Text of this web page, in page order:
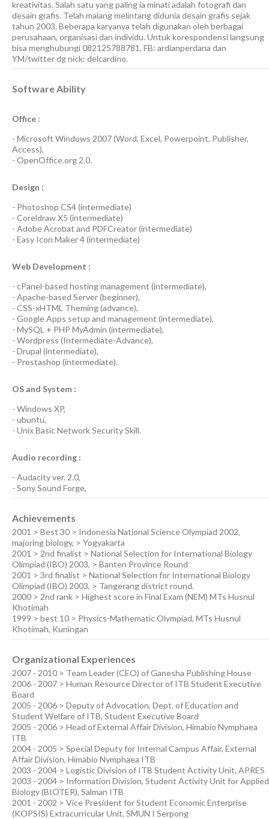
kreativitas. Salah satu yang paling ia minati adalah fotografi dan
desain grafis. Telah malang melintang didunia desain grafis sejak
tahun 2003. Beberapa karyanya telah digunakan oleh berbagai
perusahaan, organisasi dan individu. Untuk korespondensi langsung
bisa menghubungi 082125788781, FB: ardianperdana dan
YM/twitter dg nick: delcardino.
Software Ability
Office :
- Microsoft Windows 2007(Word, Excel, Powerpoint, Publisher,
Access),
- OpenOffice.org 2.0.
Design :
- Photoshop CS4(intermediate)
- Coreldraw X5 (intermediate)
- Adobe Acrobat and PDFCreator(intermediate)
- Easy Icon Maker 4(intermediate)
Web Development :
- cPanel-based hosting management (intermediate),
- Apache-based Server(beginner),
- CSS-xHTML Theming(advance),
- Google Apps setup and management (intermediate),
- MySQL + PHP MyAdmin (intermediate),
- Wordpress (Intermediate-Advance),
- Drupal (intermediate),
- Prestashop (intermediate).
OS and System :
- Windows XP,
- ubuntu,
- Unix Basic Network SecuritySkill.
Audio recording :
- Audacity ver. 2.0,
- Sony Sound Forge,
Achievements
2001 > Best 30 > Indonesia National Science Olympiad 2002,
majoring biology, > Yogyakarta
2001 > 2nd finalist > National Selection for International Biology
Olimpiad (IBO) 2003, > Banten Province Round
2001 > 3rd finalist > National Selection for International Biology
Olimpiad (IBO) 2003, > Tangerang district round.
2000 > 2nd rank > Highest score in Final Exam (NEM) MTs Husnul
Khotimah
1999 > best 10 > Physics-Mathematic Olympiad, MTs Husnul
Khotimah, Kuningan
Organizational Experiences
2007 - 2010 > Team Leader (CEO) of Ganesha Publishing House
2006 - 2007 > Human Resource Director of ITB Student Executive
Board
2005 - 2006 > Deputy of Advocation, Dept. of Education and
Student Welfare of ITB, Student Executive Board
2005 - 2006 > Head of External Affair Division, Himabio Nymphaea
ITB
2004 - 2005 > Special Deputy for Internal Campus Affair, External
Affair Division, Himabio Nymphaea ITB
2003 - 2004 > Logistic Division of ITB Student Activity Unit, APRES
2003 - 2004 > Information Division, Student Activity Unit for Applied
Biology (BIOTER), Salman ITB
2001 - 2002 > Vice President for Student Economic Enterprise
(KOPSIS) Extracurricular Unit, SMUN I Serpong